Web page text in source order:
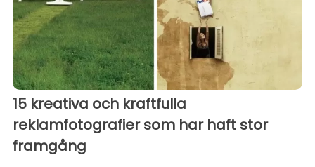
15 kreativa och kraftfulla
reklamfotografier som har haft stor
framgång